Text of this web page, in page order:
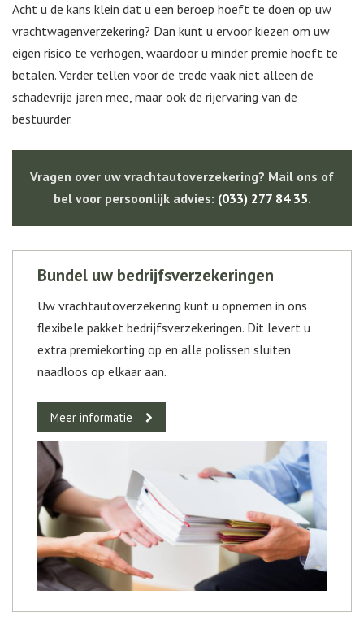
Acht u de kans klein dat u een beroep hoeft te doen op uw
vrachtwagenverzekering? Dan kunt u ervoor kiezen om uw
eigen risico te verhogen, waardoor u minder premie hoeft te
betalen. Verder tellen voor de trede vaak niet alleen de
schadevrije jaren mee, maar ook de rijervaring van de
bestuurder.
Vragen over uw vrachtautoverzekering? Mail ons of
bel voor persoonlijk advies: (033) 277 84 35.
Bundel uw bedrijfsverzekeringen
Uw vrachtautoverzekering kunt u opnemen in ons
flexibele pakket bedrijfsverzekeringen. Dit levert u
extra premiekorting op en alle polissen sluiten
naadloos op elkaar aan.
Meer informatie